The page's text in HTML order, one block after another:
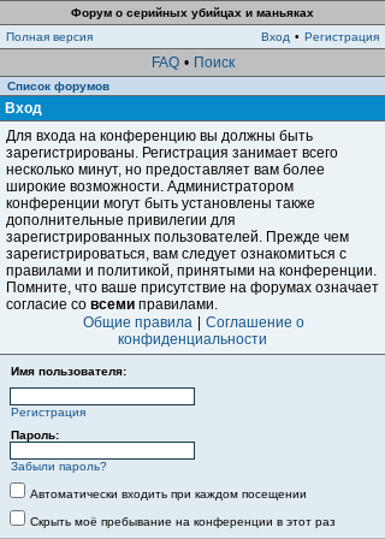
Форум о серийных убийцах и маньяках
Полная версия
Вход • Регистрация
FAQ • Поиск
Список форумов
Вход
Для входа на конференцию вы должны быть
зарегистрированы. Регистрация занимает всего
несколько минут, но предоставляет вам более
широкие возможности. Администратором
конференции могут быть установлены также
дополнительные привилегии для
зарегистрированных пользователей. Прежде чем
зарегистрироваться, вам следует ознакомиться с
правилами и политикой, принятыми на конференции.
Помните, что ваше присутствие на форумах означает
согласие со всеми правилами.
Общие правила
Соглашение о
конфиденциальности
Имя пользователя:
Регистрация
Пароль:
Забыли пароль?
Автоматически входить при каждом посещении
Скрыть моё пребывание на конференции в этот раз